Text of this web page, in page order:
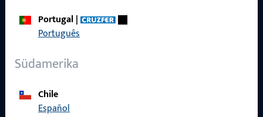
Portugal|
Português
Südamerika
Chile
Español